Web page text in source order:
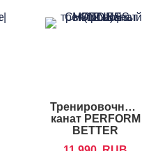
Тренировочный
канат PERFORM
BETTER